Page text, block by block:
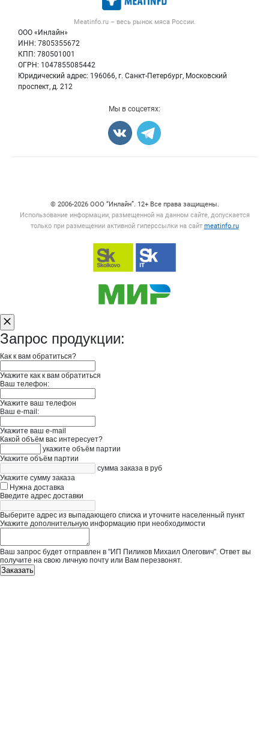
Meatinfo.ru – весь рынок мясаРоссии.
ООО «Инлайн»
ИНН: 7805355672
КПП: 780501001
ОГРН: 1047855085442
Юридический адрес: 196066, г. Санкт-Петербург, Московский
проспект, д. 212
Контактная информация
Политика обработки персональных данных
Вакансии
Скот в живом весе
Колбасы, сосиски, деликатесы
Мы в соцсетях:
© 2006‑2026 ООО “Инлайн”. 12+ Все права защищены.
Использование информации, размещенной на данном сайте, допускается
только при размещении активной гиперссылки на сайт meatinfo.ru
Запрос продукции:
Как к вам обратиться?
Укажите как к вам обратиться
Ваш телефон:
Укажите ваш телефон
Ваш e-mail:
Укажите ваш e-mail
Какой объём вас интересует?
укажите объём партии
Укажите объём партии
сумма заказа в руб
Укажите сумму заказа
Нужна доставка
Введите адрес доставки
Выберите адрес из выпадающего списка и уточните населенный пункт
Укажите дополнительную информацию при необходимости
Ваш запрос будет отправлен в "ИП Пиликов Михаил Олегович". Ответ вы
получите на свою личную почту или Вам перезвонят.
Заказать